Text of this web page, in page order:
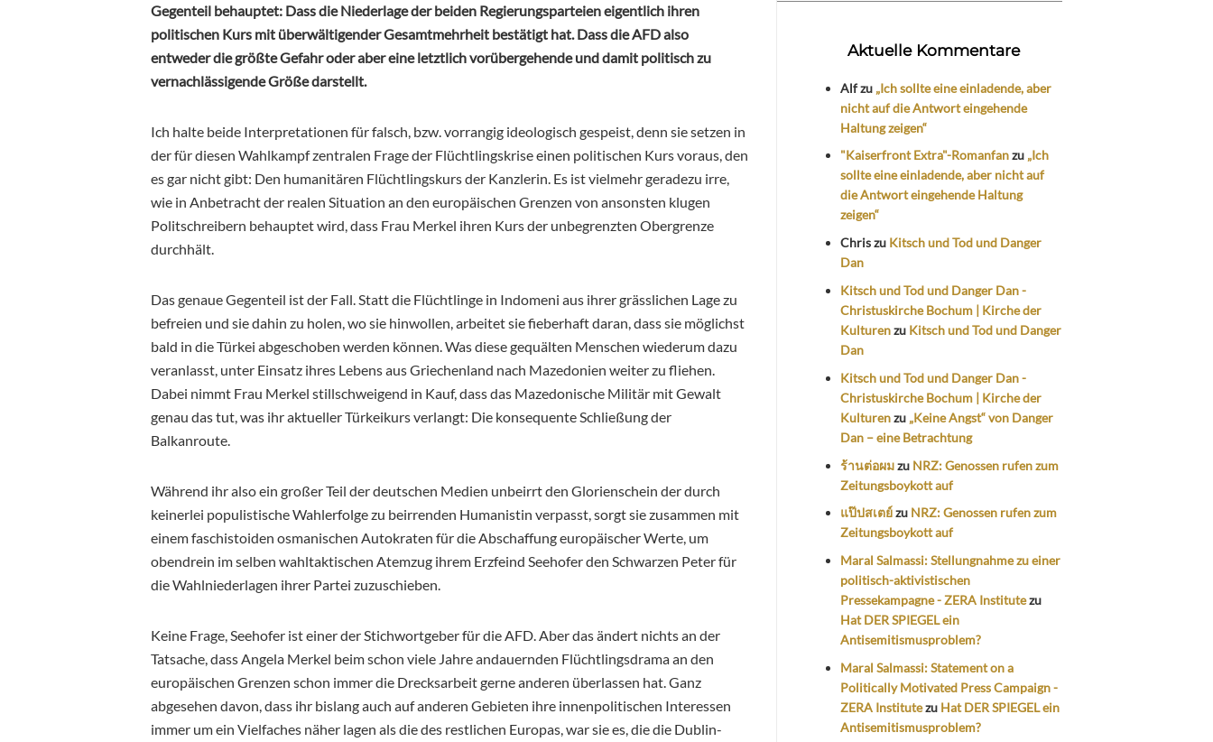
Gegenteil behauptet: Dass die Niederlage der beiden Regierungsparteien eigentlich ihren
politischen Kurs mit überwältigender Gesamtmehrheit bestätigt hat. Dass die AFD also
entweder die größte Gefahr oder aber eine letztlich vorübergehende und damit politisch zu
vernachlässigende Größe darstellt.
Ich halte beide Interpretationen für falsch, bzw. vorrangig ideologisch gespeist, denn sie setzen in
der für diesen Wahlkampf zentralen Frage der Flüchtlingskrise einen politischen Kurs voraus, den
es gar nicht gibt: Den humanitären Flüchtlingskurs der Kanzlerin. Es ist vielmehr geradezu irre,
wie in Anbetracht der realen Situation an den europäischen Grenzen von ansonsten klugen
Politschreibern behauptet wird, dass Frau Merkel ihren Kurs der unbegrenzten Obergrenze
durchhält.
Das genaue Gegenteil ist der Fall. Statt die Flüchtlinge in Indomeni aus ihrer grässlichen Lage zu
befreien und sie dahin zu holen, wo sie hinwollen, arbeitet sie fieberhaft daran, dass sie möglichst
bald in die Türkei abgeschoben werden können. Was diese gequälten Menschen wiederum dazu
veranlasst, unter Einsatz ihres Lebens aus Griechenland nach Mazedonien weiter zu fliehen.
Dabei nimmt Frau Merkel stillschweigend in Kauf, dass das Mazedonische Militär mit Gewalt
genau das tut, was ihr aktueller Türkeikurs verlangt: Die konsequente Schließung der
Balkanroute.
Während ihr also ein großer Teil der deutschen Medien unbeirrt den Glorienschein der durch
keinerlei populistische Wahlerfolge zu beirrenden Humanistin verpasst, sorgt sie zusammen mit
einem faschistoiden osmanischen Autokraten für die Abschaffung europäischer Werte, um
obendrein im selben wahltaktischen Atemzug ihrem Erzfeind Seehofer den Schwarzen Peter für
die Wahlniederlagen ihrer Partei zuzuschieben.
Keine Frage, Seehofer ist einer der Stichwortgeber für die AFD. Aber das ändert nichts an der
Tatsache, dass Angela Merkel beim schon viele Jahre andauernden Flüchtlingsdrama an den
europäischen Grenzen schon immer die Drecksarbeit gerne anderen überlassen hat. Ganz
abgesehen davon, dass ihr bislang auch auf anderen Gebieten ihre innenpolitischen Interessen
immer um ein Vielfaches näher lagen als die des restlichen Europas, war sie es, die die Dublin-
Aktuelle Kommentare
Alfzu „Ich sollte eine einladende, aber
nicht auf die Antwort eingehende
Haltung zeigen“
"Kaiserfront Extra"-Romanfanzu „Ich
sollte eine einladende, aber nicht auf
die Antwort eingehende Haltung
zeigen“
Chriszu Kitsch und Tod und Danger
Dan
Kitsch und Tod und Danger Dan -
Christuskirche Bochum | Kirche der
Kulturenzu Kitsch und Tod und Danger
Dan
Kitsch und Tod und Danger Dan -
Christuskirche Bochum | Kirche der
Kulturenzu „Keine Angst“ von Danger
Dan – eine Betrachtung
ร้านต่อผมzu NRZ: Genossen rufen zum
Zeitungsboykott auf
แป๊ปสเตย์zu NRZ: Genossen rufen zum
Zeitungsboykott auf
Maral Salmassi: Stellungnahme zu einer
politisch-aktivistischen
Pressekampagne - ZERA Institutezu
Hat DER SPIEGEL ein
Antisemitismusproblem?
Maral Salmassi: Statement on a
Politically Motivated Press Campaign -
ZERA Institutezu Hat DER SPIEGEL ein
Antisemitismusproblem?